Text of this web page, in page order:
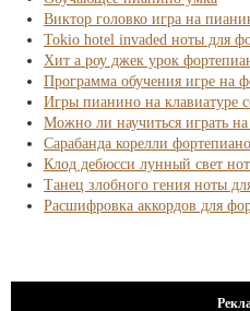
Виктор головко игра на
Tokio hotel invaded ноты для
Хит а роу джек урок
Программа обучения игре на
Игры пианино на клавиатуре
Можно ли научиться играть
Сарабанда корелли фортепиано
Клод дебюсси лунный свет
Танец злобного гения ноты
Расшифровка аккордов для